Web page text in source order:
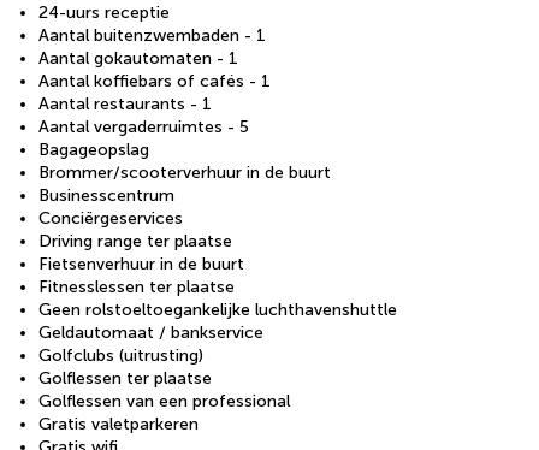
24-uurs receptie
Aantal buitenzwembaden - 1
Aantal gokautomaten - 1
Aantal koffiebars of cafés - 1
Aantal restaurants - 1
Aantal vergaderruimtes - 5
Bagageopslag
Brommer/scooterverhuur in de buurt
Businesscentrum
Conciërgeservices
Driving range ter plaatse
Fietsenverhuur in de buurt
Fitnesslessen ter plaatse
Geen rolstoeltoegankelijke luchthavenshuttle
Geldautomaat / bankservice
Golfclubs (uitrusting)
Golflessen ter plaatse
Golflessen van een professional
Gratis valetparkeren